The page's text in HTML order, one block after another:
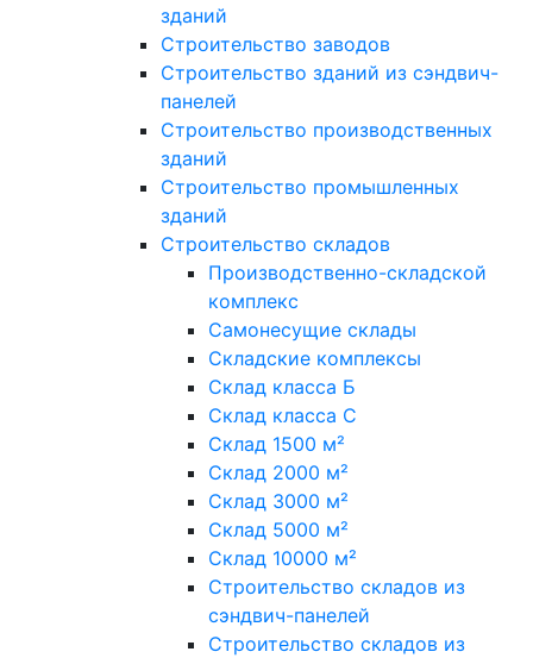
зданий
Строительство заводов
Строительство зданий из сэндвич-
панелей
Строительство производственных
зданий
Строительство промышленных
зданий
Строительство складов
Производственно-складской
комплекс
Самонесущие склады
Складские комплексы
Склад класса Б
Склад класса С
Склад 1500 м²
Склад 2000 м²
Склад 3000 м²
Склад 5000 м²
Склад 10000 м²
Строительство складов из
сэндвич-панелей
Строительство складов из